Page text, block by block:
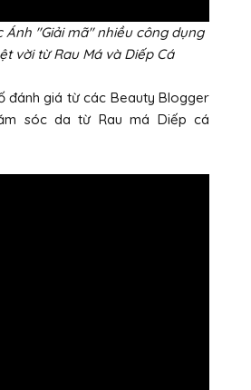
Ánh "Giải mã" nhiều công dụng
vời từ Rau Má và Diếp Cá
đánh giá từ các Beauty Blogger
sóc da từ Rau má Diếp cá